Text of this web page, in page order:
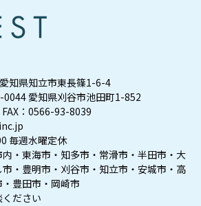
知県知立市東長篠1-6-4
0044 愛知県刈谷市池田町1-852
：0566-93-8039
毎週水曜定休
・東海市・知多市・常滑市・半田市・大
・豊明市・刈谷市・知立市・安城市・高
豊田市・岡崎市
ださい